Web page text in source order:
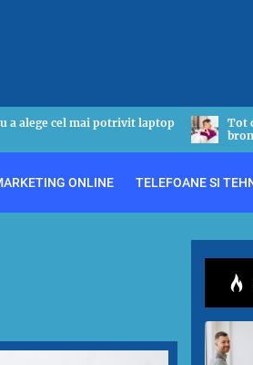
necesar sa stii despre astmul
De
ONLINE TELEFOANE SI